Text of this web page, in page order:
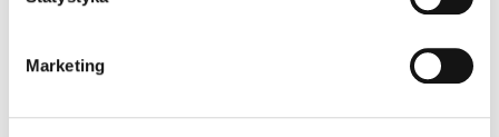
Marketing
Tylko w Autoryzowanym Serwisie otrzymasz